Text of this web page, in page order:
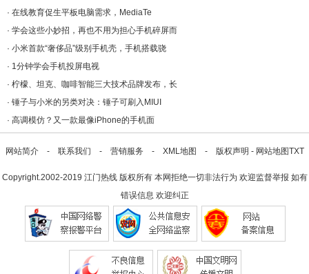
· 在线教育促生平板电脑需求，MediaTe
· 学会这些小妙招，再也不用为担心手机碎屏而
· 小米首款“奢侈品”级别手机壳，手机搭载骁
· 1分钟学会手机投屏电视
· 柠檬、坦克、咖啡智能三大技术品牌发布，长
· 锤子与小米的另类对决：锤子可刷入MIUI
· 高调模仿？又一款最像iPhone的手机面
网站简介- 联系我们 - 营销服务 - XML地图 - 版权声明 - 网站地图TXT
Copyright.2002-2019 江门热线版权所有 本网拒绝一切非法行为 欢迎监督举报 如有
错误信息 欢迎纠正